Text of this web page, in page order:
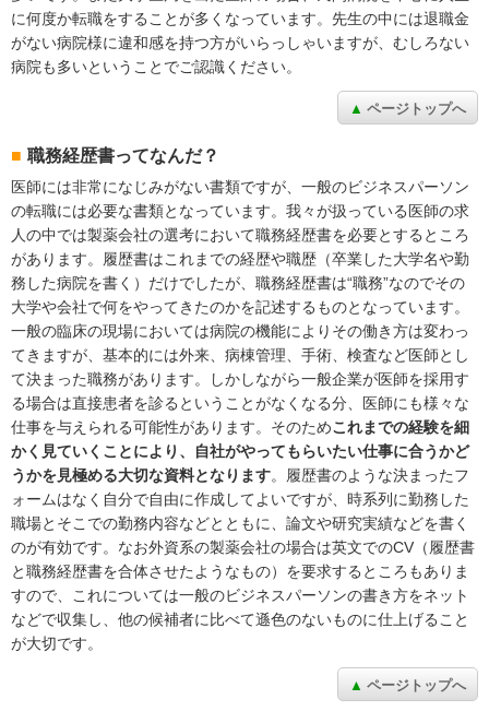
に何度か転職をすることが多くなっています。先生の中には退職金
がない病院様に違和感を持つ方がいらっしゃいますが、むしろない
病院も多いということでご認識ください。
ページトップへ
職務経歴書ってなんだ？
医師には非常になじみがない書類ですが、一般のビジネスパーソン
の転職には必要な書類となっています。我々が扱っている医師の求
人の中では製薬会社の選考において職務経歴書を必要とするところ
があります。履歴書はこれまでの経歴や職歴（卒業した大学名や勤
務した病院を書く）だけでしたが、職務経歴書は“職務”なのでその
大学や会社で何をやってきたのかを記述するものとなっています。
一般の臨床の現場においては病院の機能によりその働き方は変わっ
てきますが、基本的には外来、病棟管理、手術、検査など医師とし
て決まった職務があります。しかしながら一般企業が医師を採用す
る場合は直接患者を診るということがなくなる分、医師にも様々な
仕事を与えられる可能性があります。そのためこれまでの経験を細
かく見ていくことにより、自社がやってもらいたい仕事に合うかど
うかを見極める大切な資料となります。履歴書のような決まったフ
ォームはなく自分で自由に作成してよいですが、時系列に勤務した
職場とそこでの勤務内容などとともに、論文や研究実績などを書く
のが有効です。なお外資系の製薬会社の場合は英文でのCV（履歴書
と職務経歴書を合体させたようなもの）を要求するところもありま
すので、これについては一般のビジネスパーソンの書き方をネット
などで収集し、他の候補者に比べて遜色のないものに仕上げること
が大切です。
ページトップへ